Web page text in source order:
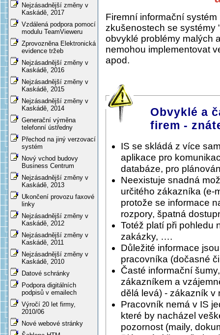
Nejzásadnější změny v
Kaskádě, 2017
Vzdálená podpora pomocí
modulu TeamVieweru
Zprovozněna Elektronická
evidence tržeb
Nejzásadnější změny v
Kaskádě, 2016
Nejzásadnější změny v
Kaskádě, 2015
Nejzásadnější změny v
Kaskádě, 2014
Generační výměna
telefonní ústředny
Přechod na jiný verzovací
systém
Nový vchod budovy
Business Centrum
Nejzásadnější změny v
Kaskádě, 2013
Ukončení provozu faxové
linky
Nejzásadnější změny v
Kaskádě, 2012
Nejzásadnější změny v
Kaskádě, 2011
Nejzásadnější změny v
Kaskádě, 2010
Datové schránky
Podpora digitálních
podpisů v emailech
Výročí 20 let firmy,
2010/06
Nové webové stránky
Firemní informační
zkušenostech se systémy
obvyklé problémy malých
nemohou implementovat
apod.
Obvyklé a
firem -
IS se skládá z více
aplikace pro
databáze, pro
Neexistuje snadná
určitého zákazníka (e-
protože se informace
rozpory, špatná
Totéž platí při pohledu
zakázky, ….
Důležité informace
pracovníka (dočasné
Časté informační
zákazníkem a
dělá levá) - zákazník v
Pracovník nemá v IS
které by nacházel
pozornost (maily,